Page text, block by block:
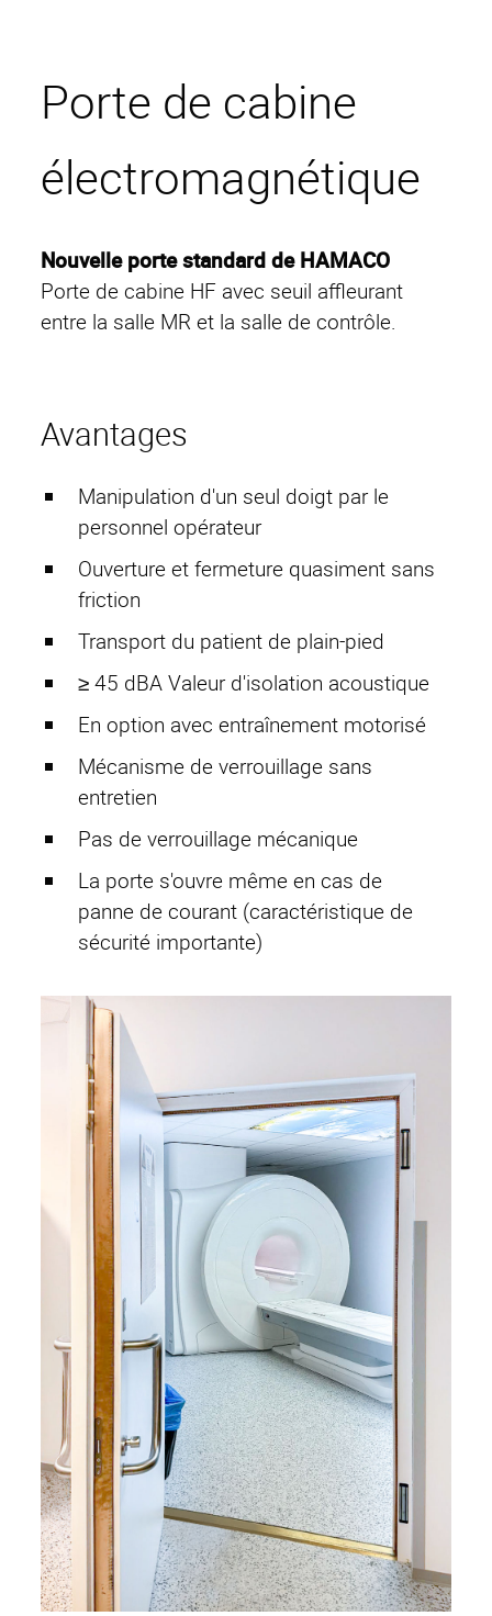
Page d'accueil
HAMACO
Contact
Projets
Services
Compensation active
Mentions légales
Protection des données
Conditions générales de vente
Cage de Faraday
CopperSHIELD
SteelSHIELD
AluSHIELD
RetroSHIELD
RoomUNITS
RF Équipement
Porte de cabine
électromagnétique
Découplage des bruits de
structure
Réduction des bruits aériens
Conception d'une cabine RF
Installations lumineuses
Divertissement
Porte de cabine
électromagnétique
Nouvelle porte standard de HAMACO
Porte de cabine HF avec seuil affleurant
entre la salle MR et la salle de contrôle.
Avantages
Manipulation d'un seul doigt par le
personnel opérateur
Ouverture et fermeture quasiment sans
friction
Transport du patient de plain-pied
≥ 45 dBA Valeur d'isolation acoustique
En option avec entraînement motorisé
Mécanisme de verrouillage sans
entretien
Pas de verrouillage mécanique
La porte s'ouvre même en cas de
panne de courant (caractéristique de
sécurité importante)